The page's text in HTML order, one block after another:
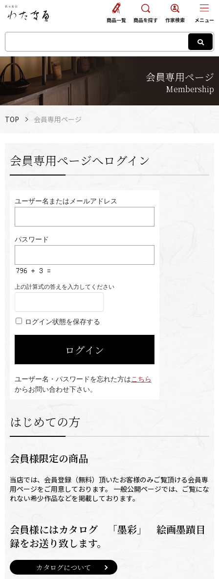
会員専用ページ
Membership
商品一覧 商品を探す 作家検索 メニュー
TOP 会員専用ページ
会員専用ページへログイン
ユーザー名またはメールアドレス
パスワード
上の計算式の答えを入力してください
ログイン状態を保存する
ユーザー名・パスワードを忘れた方はこちら
からお問い合わせ下さい。
はじめての方
会員様限定の商品
当店では、会員登録（無料）頂いたお客様のみご覧頂ける会員専
用ページをご用意しております。 一般公開ページでは、ご覧にな
れない希少作品などを掲載しております。
会員様にはカタログ 「墨彩」 絵画墨蹟目
録をお送り致します。
カタログについて